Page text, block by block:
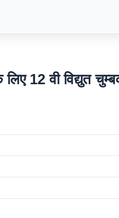
12 वी विद्युत